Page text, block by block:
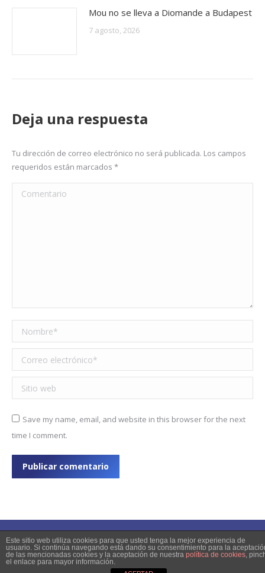
Mou no se lleva a Diomande a Budapest
7 agosto, 2026
Deja una respuesta
Tu dirección de correo electrónico no será publicada. Los campos
requeridos están marcados *
Comentario
Nombre *
Correo electrónico *
Sitio web
Save my name, email, and website in this browser for the next
time I comment.
Publicar comentario
© 2023 Copyright
Este sitio web utiliza cookies para que usted tenga la mejor experiencia de
usuario. Si continúa navegando está dando su consentimiento para la
de las mencionadas cookies y la aceptación de nuestra política de cookies,
el enlace para mayor información.